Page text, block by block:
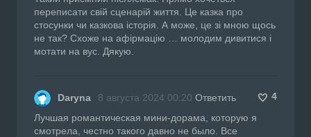
переписати свій сценарій життя. Це казка про
стосунки чи казкова історія. А може, це зі мною щось
не так? Схоже на афірмацію … молодим дивитися і
мотати на вус. Дякую.
Daryna 8 августа 2024 00:20 Ответить
4
Лучшая романтическая мини-дорама, которую я
смотрела, честно такого давно не было. Все